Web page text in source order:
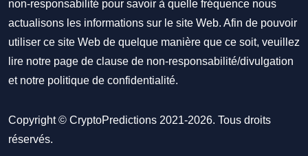
non-responsabilité pour savoir à quelle fréquence nous
actualisons les informations sur le site Web. Afin de pouvoir
utiliser ce site Web de quelque manière que ce soit, veuillez
lire notre page de clause de non-responsabilité/divulgation
et notre politique de confidentialité.
Copyright © CryptoPredictions 2021-2026. Tous droits
réservés.